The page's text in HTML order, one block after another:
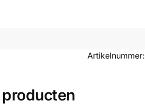
Artikelnummer: